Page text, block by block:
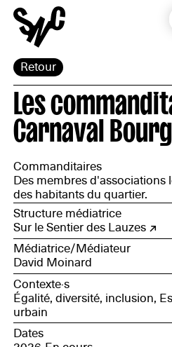
Retour
Les
Carnaval
Commanditaires
Des membres d'associations
des habitants du quartier.
Structure médiatrice
Sur le Sentier des Lauzes
Médiatrice/Médiateur
David Moinard
Contexte·s
Égalité, diversité, inclusion,
urbain
Dates